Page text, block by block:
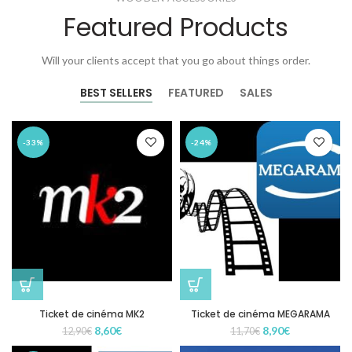
Featured Products
Will your clients accept that you go about things order.
BEST SELLERS FEATURED SALES
-33%
Ticket de cinéma MK2
12,90€ Le
8,60€Le
-24%
Ticket de cinéma MEGARAMA
11,70€ Le
prix
8,90€Le
prix